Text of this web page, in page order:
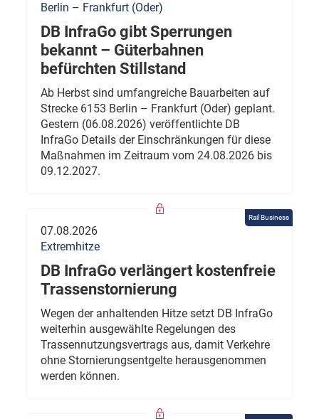
Berlin – Frankfurt (Oder)
DB InfraGo gibt Sperrungen
bekannt – Güterbahnen
befürchten Stillstand
Ab Herbst sind umfangreiche Bauarbeiten auf
Strecke 6153 Berlin – Frankfurt (Oder) geplant.
Gestern (06.08.2026) veröffentlichte DB
InfraGo Details der Einschränkungen für diese
Maßnahmen im Zeitraum vom 24.08.2026 bis
09.12.2027.
Rail Business
07.08.2026
Extremhitze
DB InfraGo verlängert kostenfreie
Trassenstornierung
Wegen der anhaltenden Hitze setzt DB InfraGo
weiterhin ausgewählte Regelungen des
Trassennutzungsvertrags aus, damit Verkehre
ohne Stornierungsentgelte herausgenommen
werden können.